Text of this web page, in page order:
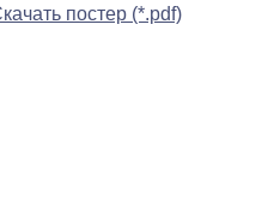
постер (*.pdf)